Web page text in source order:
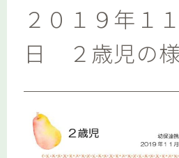
２０１９年１
日 ２歳児の